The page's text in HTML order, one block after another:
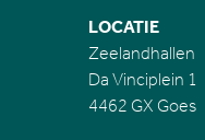
LOCATIE
Zeelandhallen
Da Vinciplein 1
4462 GX Goes